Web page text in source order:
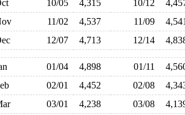
10/05 4,315 10/12
11/02 4,537 11/09
12/07 4,713 12/14
01/04 4,898 01/11
02/01 4,452 02/08
03/01 4,238 03/08